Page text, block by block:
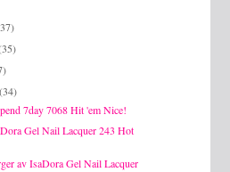
(34)
7day 7068 Hit 'em Nice!
Gel Nail Lacquer 243 Hot
av IsaDora Gel Nail Lacquer